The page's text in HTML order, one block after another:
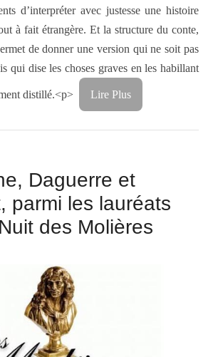
d’interpréter avec justesse une histoire
à fait étrangère. Et la structure du conte,
de donner une version qui ne soit pas
qui dise les choses graves en les habillant
distillé.<p> Lire Plus
Daguerre et
parmi les lauréats
des Molières